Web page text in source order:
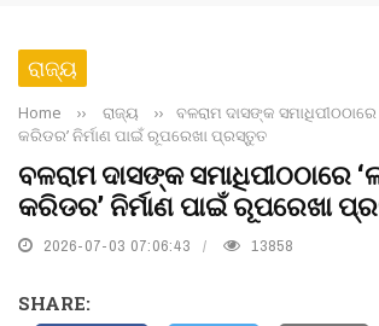
ରାଜ୍ୟ
Home ›› ରାଜ୍ୟ ››
ବଳରାମ ଦାସଙ୍କ
କରିଡର’ ନିର୍ମାଣ ପାଇଁ ରୂପରେଖା ପ୍ରସ୍ତୁତ
ବଳରାମ ଦାସଙ୍କ ସମାଧିପୀଠଠାରେ
କରିଡର’ ନିର୍ମାଣ ପାଇଁ ରୂପରେଖା
2026-07-03 07:06:43 13858
SHARE: